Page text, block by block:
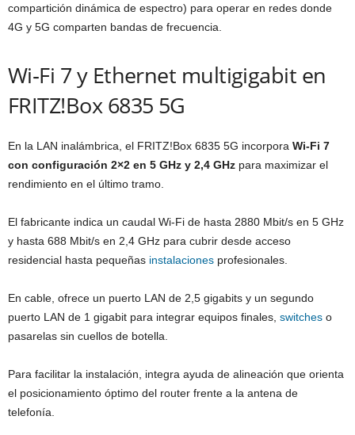
compartición dinámica de espectro) para operar en redes donde
4G y 5G comparten bandas de frecuencia.
Wi‑Fi 7 y Ethernet multigigabit en
FRITZ!Box 6835 5G
En la LAN inalámbrica, el FRITZ!Box 6835 5G incorpora Wi‑Fi 7
con configuración 2×2 en 5 GHz y 2,4 GHz para maximizar el
rendimiento en el último tramo.
El fabricante indica un caudal Wi‑Fi de hasta 2880 Mbit/s en 5 GHz
y hasta 688 Mbit/s en 2,4 GHz para cubrir desde acceso
residencial hasta pequeñas instalaciones profesionales.
En cable, ofrece un puerto LAN de 2,5 gigabits y un segundo
puerto LAN de 1 gigabit para integrar equipos finales, switches o
pasarelas sin cuellos de botella.
Para facilitar la instalación, integra ayuda de alineación que orienta
el posicionamiento óptimo del router frente a la antena de
telefonía.